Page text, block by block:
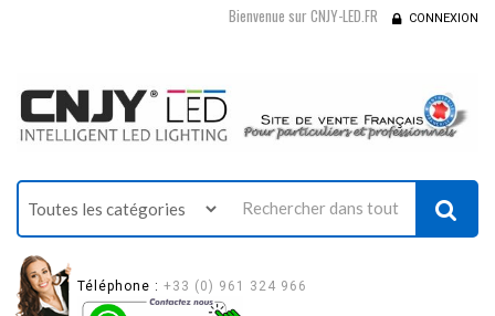
Bienvenue sur CNJY-LED.FR CONNEXION
Téléphone : +33 (0) 961 324 966